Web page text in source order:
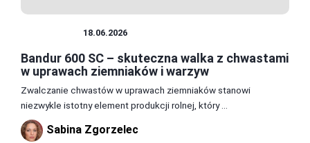
18.06.2026
Bandur 600 SC – skuteczna walka z chwastami
w uprawach ziemniaków i warzyw
Zwalczanie chwastów w uprawach ziemniaków stanowi
niezwykle istotny element produkcji rolnej, który ...
Sabina Zgorzelec